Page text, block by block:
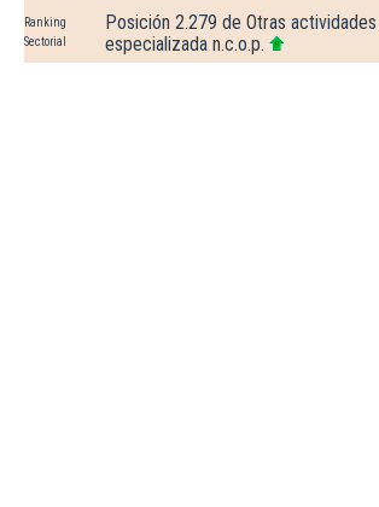
Ranking
Sectorial
Posición 2.279 de Otras
especializada n.c.o.p.